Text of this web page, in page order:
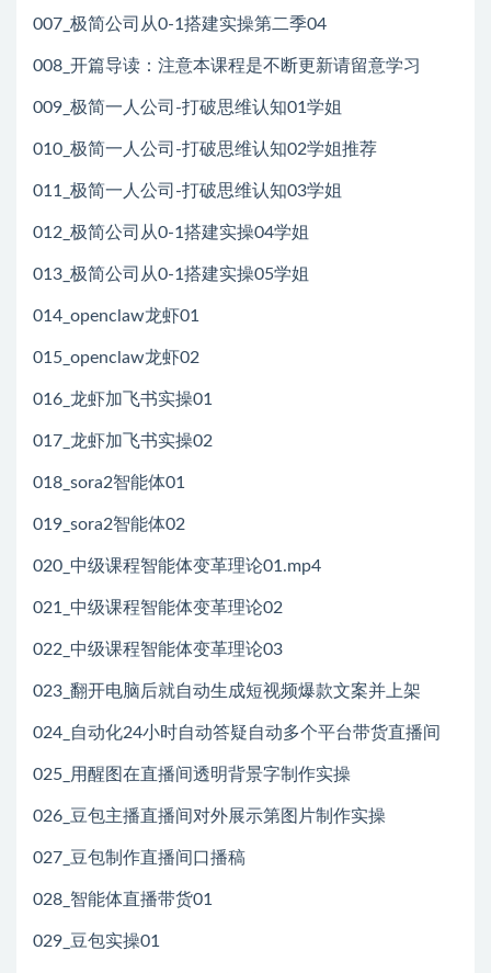
007_极简公司从0-1搭建实操第二季04
008_开篇导读：注意本课程是不断更新请留意学习
009_极简一人公司-打破思维认知01学姐
010_极简一人公司-打破思维认知02学姐推荐
011_极简一人公司-打破思维认知03学姐
012_极简公司从0-1搭建实操04学姐
013_极简公司从0-1搭建实操05学姐
014_openclaw龙虾01
015_openclaw龙虾02
016_龙虾加飞书实操01
017_龙虾加飞书实操02
018_sora2智能体01
019_sora2智能体02
020_中级课程智能体变革理论01.mp4
021_中级课程智能体变革理论02
022_中级课程智能体变革理论03
023_翻开电脑后就自动生成短视频爆款文案并上架
024_自动化24小时自动答疑自动多个平台带货直播间
025_用醒图在直播间透明背景字制作实操
026_豆包主播直播间对外展示第图片制作实操
027_豆包制作直播间口播稿
028_智能体直播带货01
029_豆包实操01